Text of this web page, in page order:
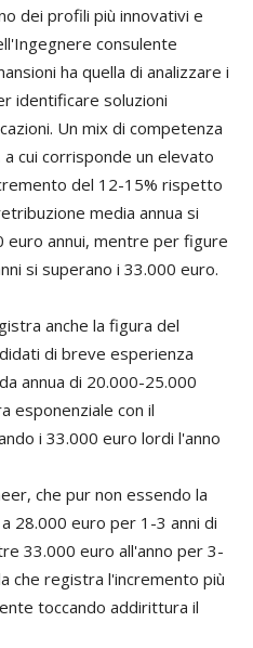
dei profili più innovativi e
consulente
ha quella di analizzare i
identificare soluzioni
Un mix di competenza
cui corrisponde un elevato
del 12-15% rispetto
media annua si
euro annui, mentre per figure
si superano i 33.000 euro.
anche la figura del
di breve esperienza
annua di 20.000-25.000
esponenziale con il
i 33.000 euro lordi l'anno
che pur non essendo la
28.000 euro per 1-3 anni di
33.000 euro all'anno per 3-
che registra l'incremento più
toccando addirittura il